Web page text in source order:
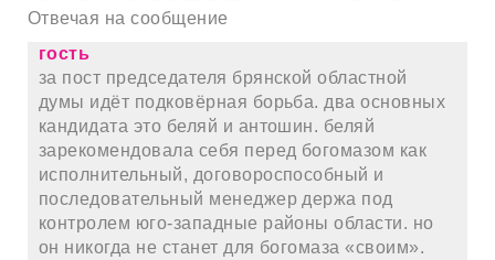
Отвечая на сообщение
гость
за пост председателя брянской областной
думы идёт подковёрная борьба. два основных
кандидата это беляй и антошин. беляй
зарекомендовала себя перед богомазом как
исполнительный, договороспособный и
последовательный менеджер держа под
контролем юго-западные районы области. но
он никогда не станет для богомаза «своим».